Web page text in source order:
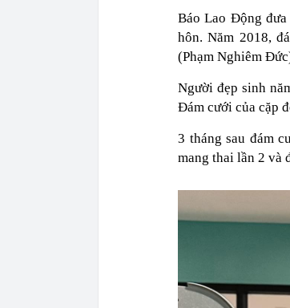
13:36
Báo Lao Động
hôn. Năm 2018,
(Phạm Nghiêm
Người đẹp sinh
Đám cưới của cặp
3 tháng sau đám
mang thai lần 2 và